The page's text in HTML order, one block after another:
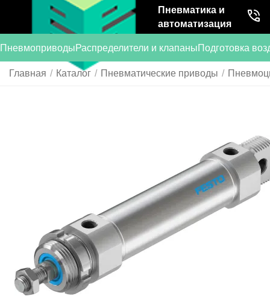
Пневматика и
автоматизация
ПневмоприводыРаспределители и клапаныПодготовка
Главная / Каталог / Пневматические приводы /